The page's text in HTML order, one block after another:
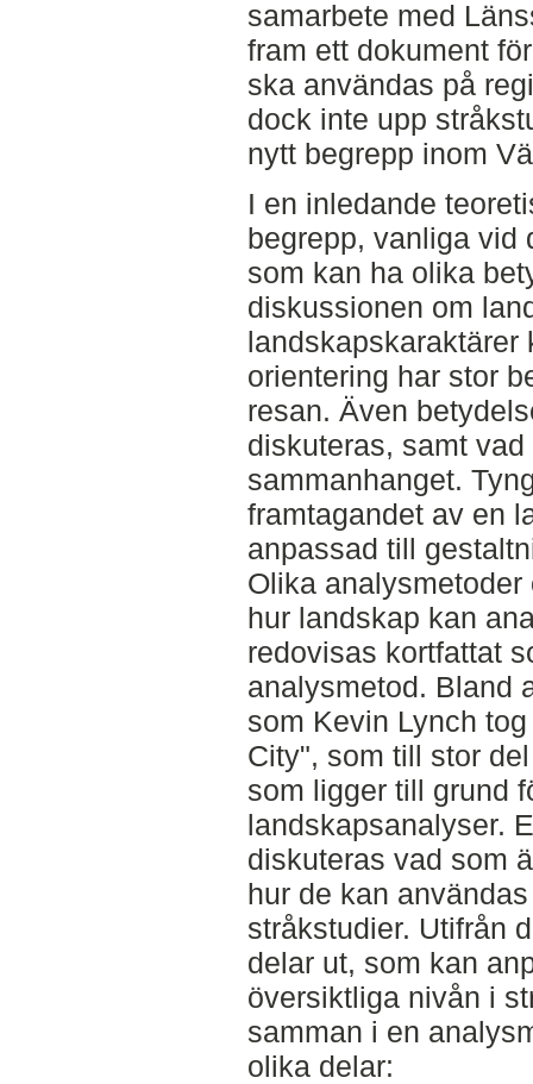
samarbete med
fram ett dokument
ska användas på
dock inte upp
nytt begrepp inom
I en inledande
begrepp, vanliga vid
som kan ha olika
diskussionen om
landskapskaraktärer
orientering har stor
resan. Även
diskuteras, samt
sammanhanget.
framtagandet av en
anpassad till
Olika
hur landskap kan
redovisas kortfattat
analysmetod. Bland
som Kevin Lynch
City", som till stor
som ligger till grund
landskapsanalyser.
diskuteras vad som
hur de kan
stråkstudier. Utifrån
delar ut, som kan
översiktliga nivån i
samman i en
olika delar: